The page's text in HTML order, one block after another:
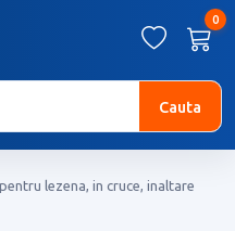
0
Cauta
lezena, in cruce, inaltare